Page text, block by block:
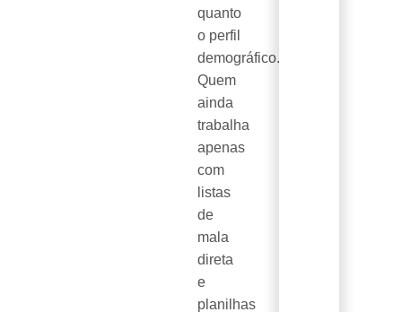
quanto
o perfil
demográfico.
Quem
ainda
trabalha
apenas
com
listas
de
mala
direta
e
planilhas